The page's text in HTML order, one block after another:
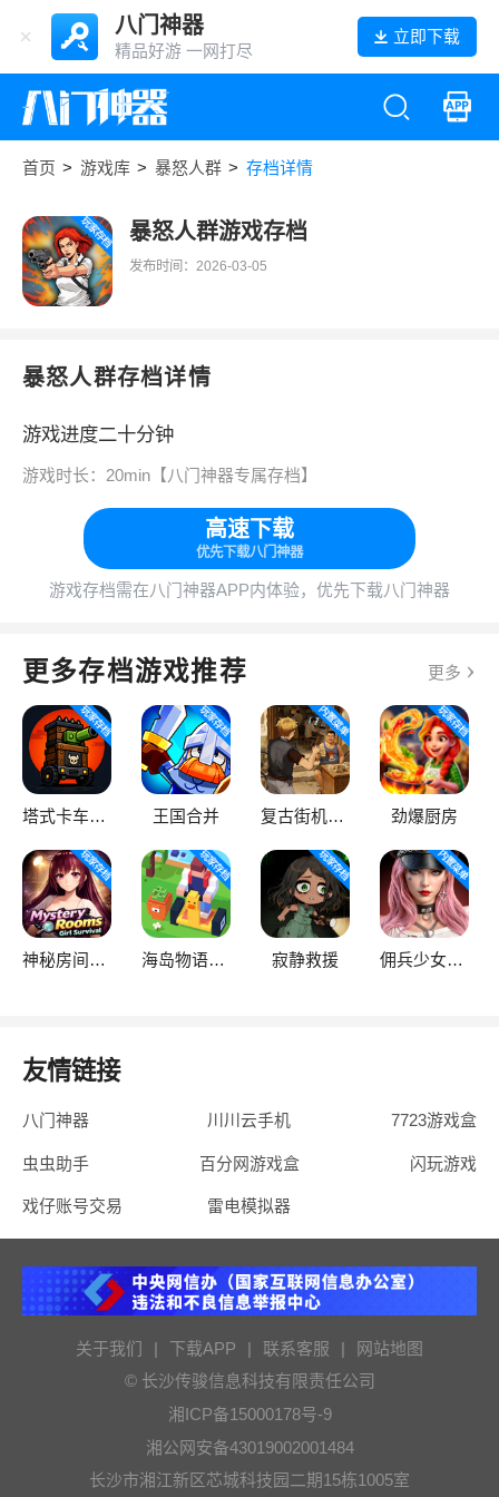
八门神器
精品好游 一网打尽
立即下载
首页 > 游戏库 > 暴怒人群 > 存档详情
暴怒人群游戏存档
发布时间：2026-03-05
暴怒人群存档详情
游戏进度二十分钟
游戏时长：20min【八门神器专属存档】
高速下载
优先下载八门神器
游戏存档需在八门神器APP内体验，优先下载八门神器
更多存档游戏推荐 更多
塔式卡车：僵尸围攻 王国合并 复古街机大亨 劲爆厨房
神秘房间：女孩生存 海岛物语：放置大亨 寂静救援 佣兵少女：过度杀戮（辅助菜单）
友情链接
八门神器 川川云手机 7723游戏盒
虫虫助手 百分网游戏盒 闪玩游戏
戏仔账号交易 雷电模拟器
关于我们 | 下载APP | 联系客服 |
网站地图
© 长沙传骏信息科技有限责任公司
湘ICP备15000178号-9
湘公网安备43019002001484
长沙市湘江新区芯城科技园二期15栋1005室